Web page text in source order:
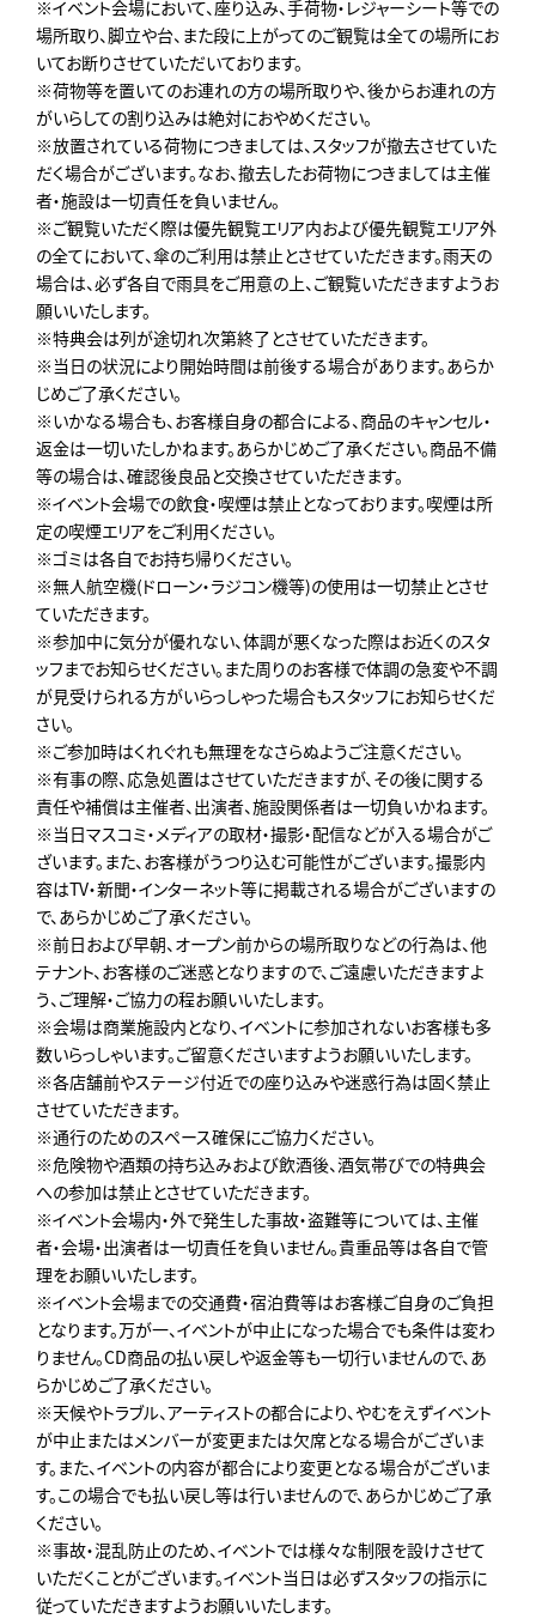
※イベント会場において、座り込み、手荷物・レジャーシート等での
場所取り、脚立や台、また段に上がってのご観覧は全ての場所にお
いてお断りさせていただいております。
※荷物等を置いてのお連れの方の場所取りや、後からお連れの方
がいらしての割り込みは絶対におやめください。
※放置されている荷物につきましては、スタッフが撤去させていた
だく場合がございます。なお、撤去したお荷物につきましては主催
者・施設は一切責任を負いません。
※ご観覧いただく際は優先観覧エリア内および優先観覧エリア外
の全てにおいて、傘のご利用は禁止とさせていただきます。雨天の
場合は、必ず各自で雨具をご用意の上、ご観覧いただきますようお
願いいたします。
※特典会は列が途切れ次第終了とさせていただきます。
※当日の状況により開始時間は前後する場合があります。あらか
じめご了承ください。
※いかなる場合も、お客様自身の都合による、商品のキャンセル・
返金は一切いたしかねます。あらかじめご了承ください。商品不備
等の場合は、確認後良品と交換させていただきます。
※イベント会場での飲食・喫煙は禁止となっております。喫煙は所
定の喫煙エリアをご利用ください。
※ゴミは各自でお持ち帰りください。
※無人航空機(ドローン・ラジコン機等)の使用は一切禁止とさせ
ていただきます。
※参加中に気分が優れない、体調が悪くなった際はお近くのスタ
ッフまでお知らせください。また周りのお客様で体調の急変や不調
が見受けられる方がいらっしゃった場合もスタッフにお知らせくだ
さい。
※ご参加時はくれぐれも無理をなさらぬようご注意ください。
※有事の際、応急処置はさせていただきますが、その後に関する
責任や補償は主催者、出演者、施設関係者は一切負いかねます。
※当日マスコミ・メディアの取材・撮影・配信などが入る場合がご
ざいます。また、お客様がうつり込む可能性がございます。撮影内
容はTV・新聞・インターネット等に掲載される場合がございますの
で、あらかじめご了承ください。
※前日および早朝、オープン前からの場所取りなどの行為は、他
テナント、お客様のご迷惑となりますので、ご遠慮いただきますよ
う、ご理解・ご協力の程お願いいたします。
※会場は商業施設内となり、イベントに参加されないお客様も多
数いらっしゃいます。ご留意くださいますようお願いいたします。
※各店舗前やステージ付近での座り込みや迷惑行為は固く禁止
させていただきます。
※通行のためのスペース確保にご協力ください。
※危険物や酒類の持ち込みおよび飲酒後、酒気帯びでの特典会
への参加は禁止とさせていただきます。
※イベント会場内・外で発生した事故・盗難等については、主催
者・会場・出演者は一切責任を負いません。貴重品等は各自で管
理をお願いいたします。
※イベント会場までの交通費・宿泊費等はお客様ご自身のご負担
となります。万が一、イベントが中止になった場合でも条件は変わ
りません。CD商品の払い戻しや返金等も一切行いませんので、あ
らかじめご了承ください。
※天候やトラブル、アーティストの都合により、やむをえずイベント
が中止またはメンバーが変更または欠席となる場合がございま
す。また、イベントの内容が都合により変更となる場合がございま
す。この場合でも払い戻し等は行いませんので、あらかじめご了承
ください。
※事故・混乱防止のため、イベントでは様々な制限を設けさせて
いただくことがございます。イベント当日は必ずスタッフの指示に
従っていただきますようお願いいたします。